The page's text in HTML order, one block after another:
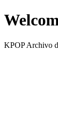
KPOP Archivo